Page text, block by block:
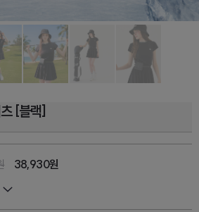
[블랙]
38,930원